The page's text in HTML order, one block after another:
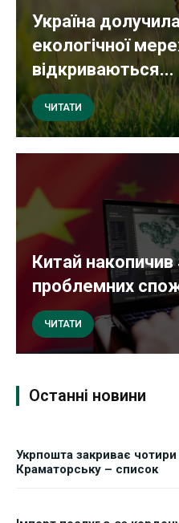
Україна
екологічної
відкриваються...
ЧИТАТИ
Китай
проблемних
ЧИТАТИ
Останні новини
Укрпошта закриває чотири
Краматорську – список